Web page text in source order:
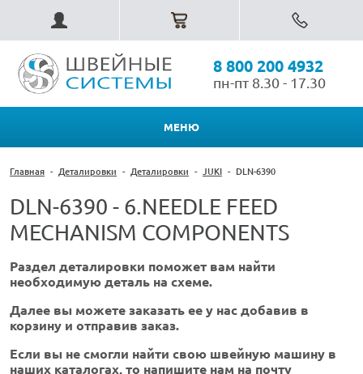
8 800 200 4932
пн-пт 8.30 - 17.30
МЕНЮ
Главная - Деталировки - Деталировки - JUKI - DLN-6390
DLN-6390 - 6.NEEDLE FEED
MECHANISM COMPONENTS
Раздел деталировки поможет вам найти
необходимую деталь на схеме.
Далее вы можете заказать ее у нас добавив в
корзину и отправив заказ.
Если вы не смогли найти свою швейную машину в
наших каталогах, то напишите нам на почту